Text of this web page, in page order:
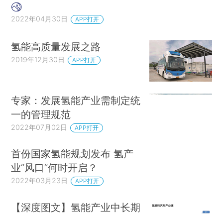
2022年04月30日 APP打开
氢能高质量发展之路
2019年12月30日 APP打开
专家：发展氢能产业需制定统
一的管理规范
2022年07月02日 APP打开
首份国家氢能规划发布 氢产
业“风口”何时开启？
2022年03月23日 APP打开
【深度图文】氢能产业中长期